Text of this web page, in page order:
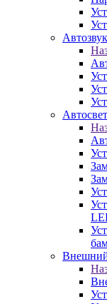
Автозвук
Автосвет